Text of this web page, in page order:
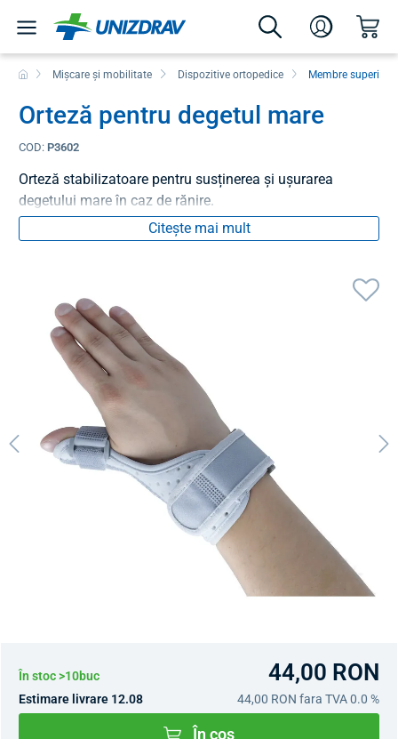
Mișcare și mobilitate Dispozitive ortopedice Membre
Orteză pentru degetul mare
COD: P3602
Orteză stabilizatoare pentru susținerea și ușurarea
degetului mare în caz de rănire.
Citește mai mult
În stoc >10buc 44,00 RON
Estimare livrare 12.08 44,00 RON fara TVA 0.0 %
În coș